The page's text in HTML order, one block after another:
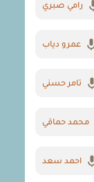
رامي صبري
عمرو دياب
تامر حسني
محمد حماقي
احمد سعد